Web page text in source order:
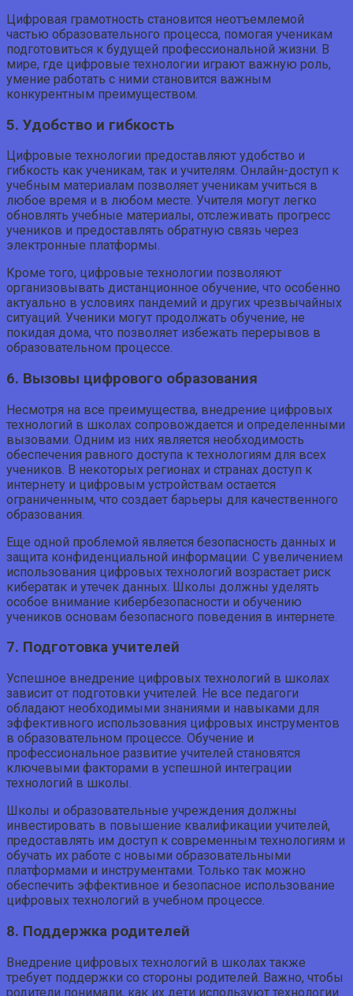
Цифровая грамотность становится неотъемлемой
частью образовательного процесса, помогая ученикам
подготовиться к будущей профессиональной жизни. В
мире, где цифровые технологии играют важную роль,
умение работать с ними становится важным
конкурентным преимуществом.
5. Удобство и гибкость
Цифровые технологии предоставляют удобство и
гибкость как ученикам, так и учителям. Онлайн-доступ к
учебным материалам позволяет ученикам учиться в
любое время и в любом месте. Учителя могут легко
обновлять учебные материалы, отслеживать прогресс
учеников и предоставлять обратную связь через
электронные платформы.
Кроме того, цифровые технологии позволяют
организовывать дистанционное обучение, что особенно
актуально в условиях пандемий и других чрезвычайных
ситуаций. Ученики могут продолжать обучение, не
покидая дома, что позволяет избежать перерывов в
образовательном процессе.
6. Вызовы цифрового образования
Несмотря на все преимущества, внедрение цифровых
технологий в школах сопровождается и определенными
вызовами. Одним из них является необходимость
обеспечения равного доступа к технологиям для всех
учеников. В некоторых регионах и странах доступ к
интернету и цифровым устройствам остается
ограниченным, что создает барьеры для качественного
образования.
Еще одной проблемой является безопасность данных и
защита конфиденциальной информации. С увеличением
использования цифровых технологий возрастает риск
кибератак и утечек данных. Школы должны уделять
особое внимание кибербезопасности и обучению
учеников основам безопасного поведения в интернете.
7. Подготовка учителей
Успешное внедрение цифровых технологий в школах
зависит от подготовки учителей. Не все педагоги
обладают необходимыми знаниями и навыками для
эффективного использования цифровых инструментов
в образовательном процессе. Обучение и
профессиональное развитие учителей становятся
ключевыми факторами в успешной интеграции
технологий в школы.
Школы и образовательные учреждения должны
инвестировать в повышение квалификации учителей,
предоставлять им доступ к современным технологиям и
обучать их работе с новыми образовательными
платформами и инструментами. Только так можно
обеспечить эффективное и безопасное использование
цифровых технологий в учебном процессе.
8. Поддержка родителей
Внедрение цифровых технологий в школах также
требует поддержки со стороны родителей. Важно, чтобы
родители понимали, как их дети используют технологии